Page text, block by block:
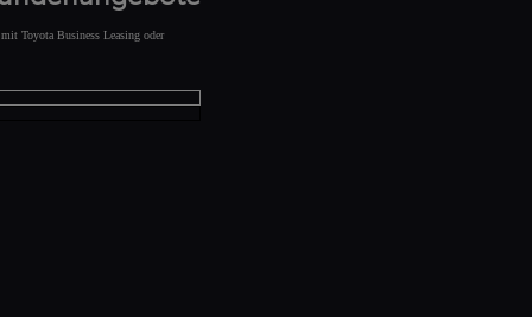
Toyota Business Leasing oder